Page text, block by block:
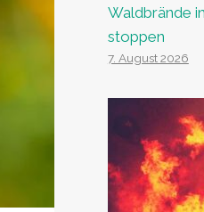
Waldbrände
stoppen
7. August 2026